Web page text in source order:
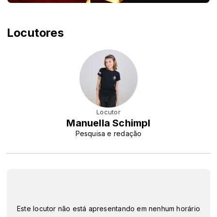
Locutores
Locutor
Manuella Schimpl
Pesquisa e redação
Este locutor não está apresentando em nenhum horário